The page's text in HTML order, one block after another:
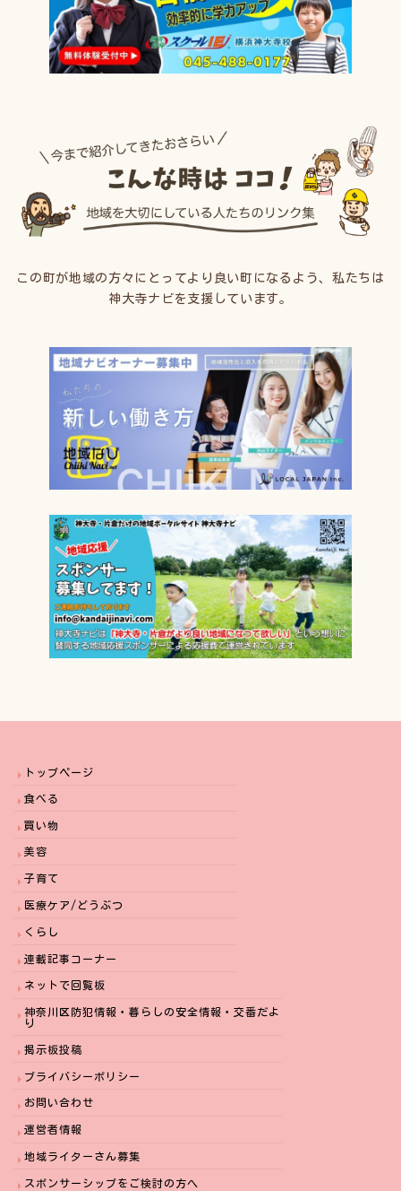
この町が地域の方々にとってより良い町になるよう、私たちは
神大寺ナビを支援しています。
トップページ
食べる
買い物
美容
子育て
医療ケア/どうぶつ
くらし
連載記事コーナー
ネットで回覧板
神奈川区防犯情報・暮らしの安全情報・交番だよ
り
掲示板投稿
プライバシーポリシー
お問い合わせ
運営者情報
地域ライターさん募集
スポンサーシップをご検討の方へ